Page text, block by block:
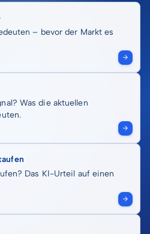
– bevor der Markt es
Was die aktuellen
Das KI-Urteil auf einen